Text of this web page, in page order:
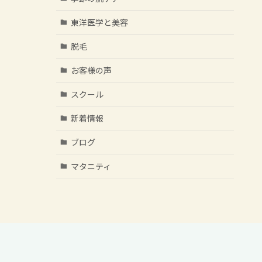
東洋医学と美容
脱毛
お客様の声
スクール
新着情報
ブログ
マタニティ